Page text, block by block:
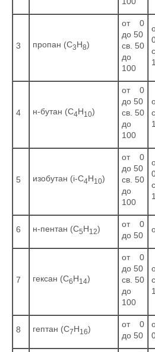
3 пропан (С3Н8)
от 0
до 50
св. 50
до
100
4 н-бутан (С4Н10)
от 0
до 50
св. 50
до
100
5 изобутан (i-C4H10)
от 0
до 50
св. 50
до
100
6 н-пентан (С5Н12)
от 0
до 50
7 гексан (С6Н14)
от 0
до 50
св. 50
до
100
8 гептан (С7Н16)
от 0
до 50